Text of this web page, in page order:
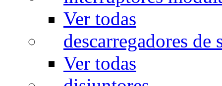
Ver todas
descarregadores de
Ver todas